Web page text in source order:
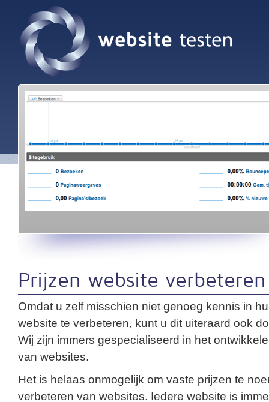
Prijzen website verbeteren
Omdat u zelf misschien niet genoeg kennis in
website te verbeteren, kunt u dit uiteraard ook
Wij zijn immers gespecialiseerd in het
van websites.
Het is helaas onmogelijk om vaste prijzen te
verbeteren van websites. Iedere website is